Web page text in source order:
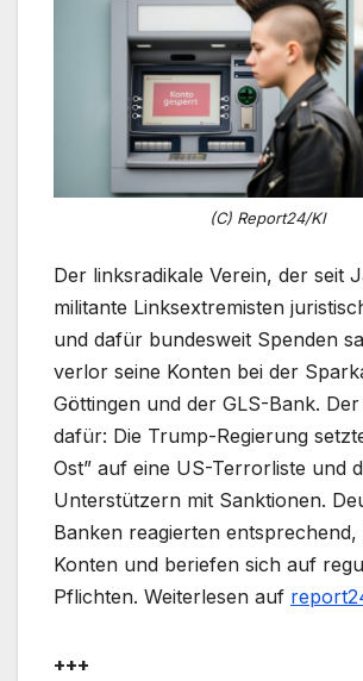
(C) Report24/KI
Der linksradikale Verein, der seit
militante Linksextremisten
und dafür bundesweit Spenden
verlor seine Konten bei der
Göttingen und der GLS-Bank.
dafür: Die Trump-Regierung
Ost” auf eine US-Terrorliste und
Unterstützern mit Sanktionen.
Banken reagierten entsprechend,
Konten und beriefen sich auf
Pflichten. Weiterlesen auf
+++